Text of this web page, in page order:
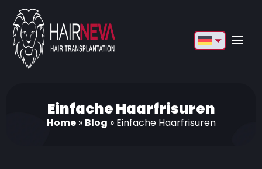
Deutsch
Türkçe
Einfache Haarfrisuren
Home» Blog » Einfache Haarfrisuren